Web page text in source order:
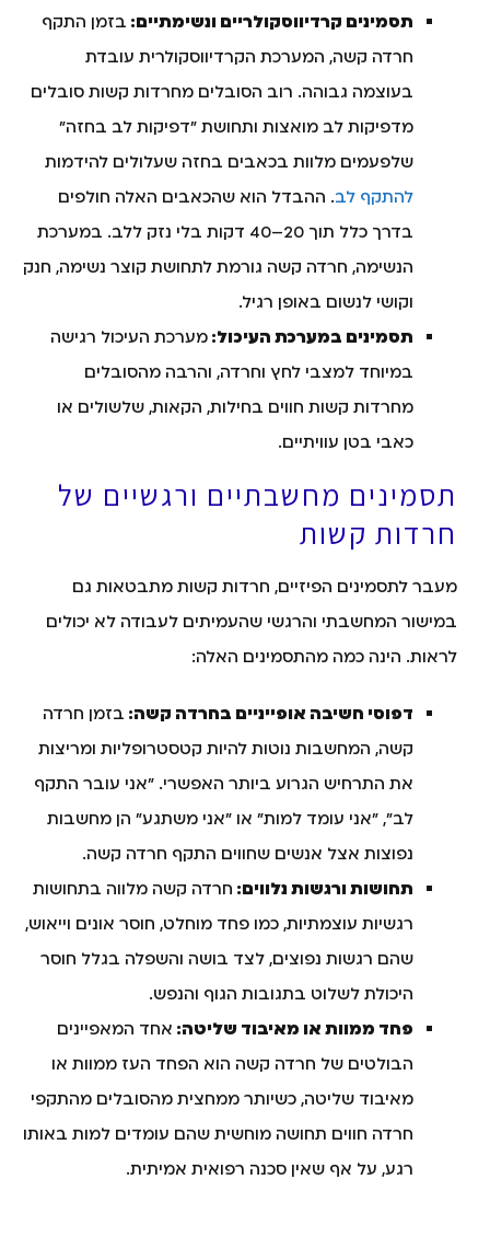
תסמינים קרדיווסקולריים ונשימתיים: בזמן התקף
חרדה קשה, המערכת הקרדיווסקולרית עובדת
בעוצמה גבוהה. רוב הסובלים מחרדות קשות סובלים
מדפיקות לב מואצות ותחושת "דפיקות לב בחזה"
שלפעמים מלוות בכאבים בחזה שעלולים להידמות
להתקף לב. ההבדל הוא שהכאבים האלה חולפים
בדרך כלל תוך 20–40 דקות בלי נזק ללב. במערכת
הנשימה, חרדה קשה גורמת לתחושת קוצר נשימה, חנק
וקושי לנשום באופן רגיל.
תסמינים במערכת העיכול: מערכת העיכול רגישה
במיוחד למצבי לחץ וחרדה, והרבה מהסובלים
מחרדות קשות חווים בחילות, הקאות, שלשולים או
כאבי בטן עוויתיים.
תסמינים מחשבתיים ורגשיים של
חרדות קשות
מעבר לתסמינים הפיזיים, חרדות קשות מתבטאות גם
במישור המחשבתי והרגשי שהעמיתים לעבודה לא יכולים
לראות. הינה כמה מהתסמינים האלה:
דפוסי חשיבה אופייניים בחרדה קשה: בזמן חרדה
קשה, המחשבות נוטות להיות קטסטרופליות ומריצות
את התרחיש הגרוע ביותר האפשרי. "אני עובר התקף
לב", "אני עומד למות" או "אני משתגע" הן מחשבות
נפוצות אצל אנשים שחווים התקף חרדה קשה.
תחושות ורגשות נלווים: חרדה קשה מלווה בתחושות
רגשיות עוצמתיות, כמו פחד מוחלט, חוסר אונים וייאוש,
שהם רגשות נפוצים, לצד בושה והשפלה בגלל חוסר
היכולת לשלוט בתגובות הגוף והנפש.
פחד ממוות או מאיבוד שליטה: אחד המאפיינים
הבולטים של חרדה קשה הוא הפחד העז ממוות או
מאיבוד שליטה, כשיותר ממחצית מהסובלים מהתקפי
חרדה חווים תחושה מוחשית שהם עומדים למות באותו
רגע, על אף שאין סכנה רפואית אמיתית.